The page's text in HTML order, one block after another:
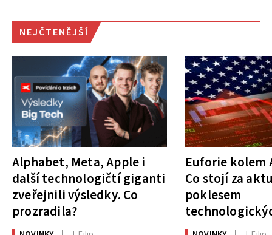
NEJČTENĚJŠÍ
Alphabet, Meta, Apple i
další technologičtí giganti
zveřejnili výsledky. Co
prozradila?
Euforie kolem
Co stojí za
poklesem